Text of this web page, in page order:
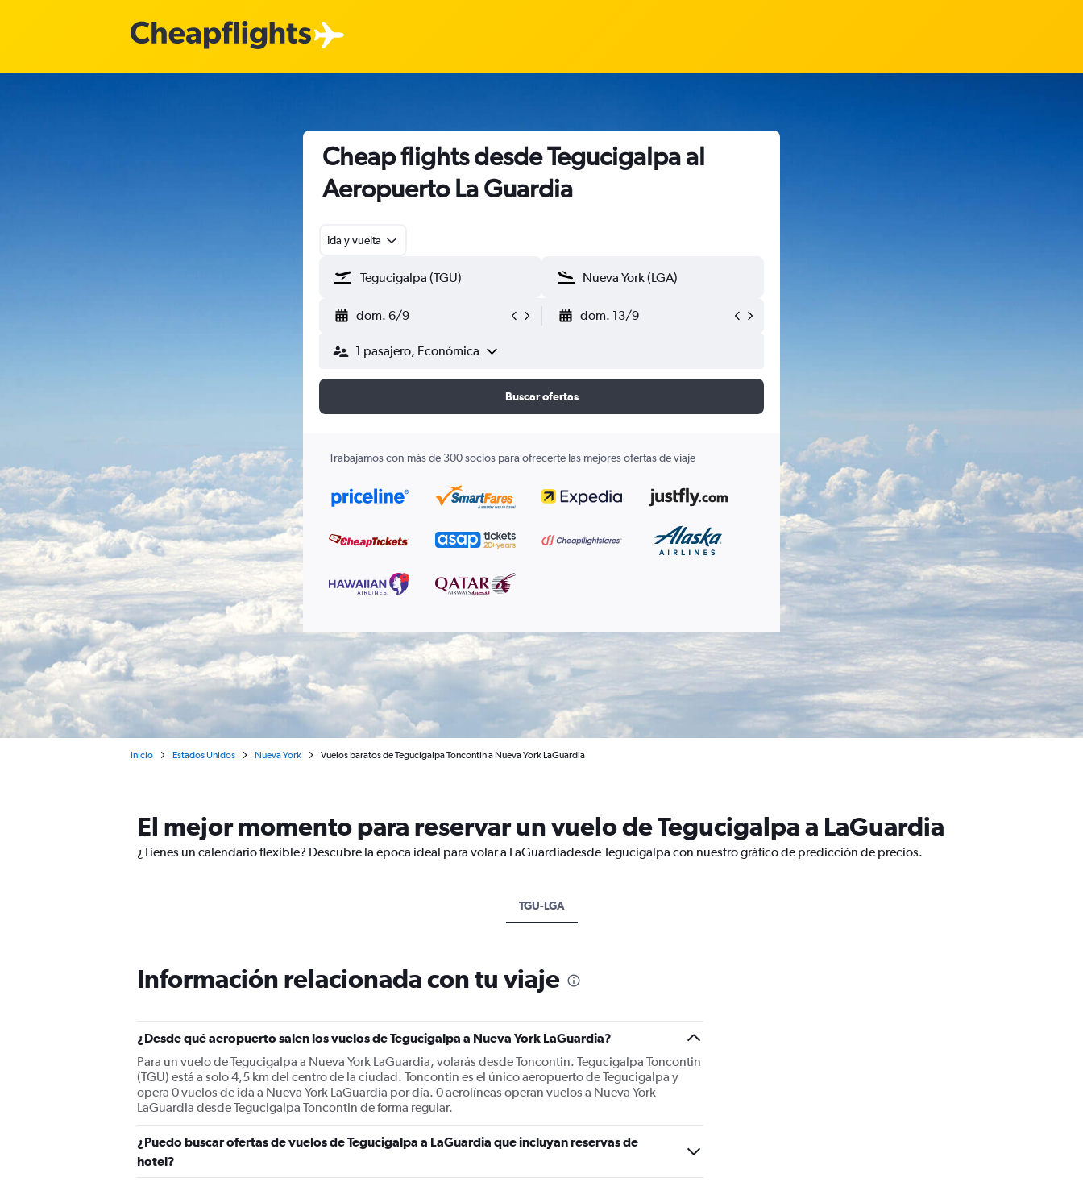
Cheap flights desde Tegucigalpa al
Aeropuerto La Guardia
Ida y vuelta
dom. 6/9 dom. 13/9
1 pasajero, Económica
Buscar ofertas
Trabajamos con más de 300 socios para ofrecerte las mejores ofertas de viaje
Inicio Estados Unidos Nueva York Vuelos baratos de Tegucigalpa Toncontin a Nueva York LaGuardia
El mejor momento para reservar un vuelo de Tegucigalpa a LaGuardia
¿Tienes un calendario flexible? Descubre la época ideal para volar a LaGuardiadesde Tegucigalpa con nuestro gráfico de predicción de precios.
TGU-LGA
Información relacionada con tu viaje
¿Desde qué aeropuerto salen los vuelos de Tegucigalpa a Nueva York LaGuardia?
Para un vuelo de Tegucigalpa a Nueva York LaGuardia, volarás desde Toncontin. Tegucigalpa Toncontin
(TGU) está a solo 4,5 km del centro de la ciudad. Toncontin es el único aeropuerto de Tegucigalpa y
opera 0 vuelos de ida a Nueva York LaGuardia por día. 0 aerolíneas operan vuelos a Nueva York
LaGuardia desde Tegucigalpa Toncontin de forma regular.
¿Puedo buscar ofertas de vuelos de Tegucigalpa a LaGuardia que incluyan reservas de
hotel?